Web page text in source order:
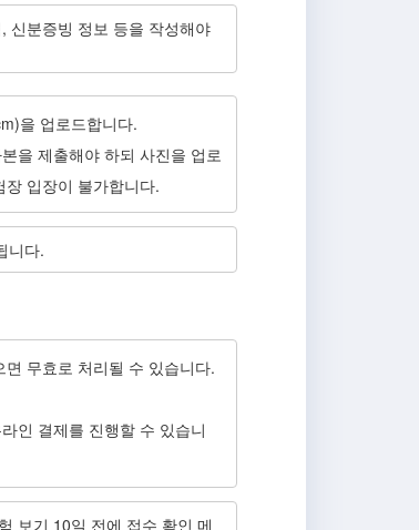
신분증빙 정보 등을 작성해야
을 업로드합니다.
을 제출해야 하되 사진을 업로
입장이 불가합니다.
니다.
무효로 처리될 수 있습니다.
인 결제를 진행할 수 있습니
보기 10일 전에 접수 확인 메